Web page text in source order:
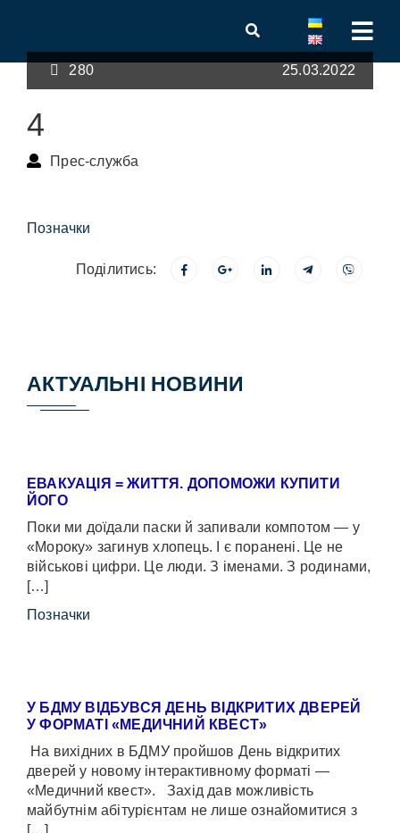
280 25.03.2022
4
Прес-служба
Позначки
Поділитись:
АКТУАЛЬНІ НОВИНИ
ЕВАКУАЦІЯ = ЖИТТЯ. ДОПОМОЖИ КУПИТИ
ЙОГО
Поки ми доїдали паски й запивали компотом — у
«Мороку» загинув хлопець. І є поранені. Це не
військові цифри. Це люди. З іменами. З родинами,
[…]
Позначки
У БДМУ ВІДБУВСЯ ДЕНЬ ВІДКРИТИХ ДВЕРЕЙ
У ФОРМАТІ «МЕДИЧНИЙ КВЕСТ»
На вихідних в БДМУ пройшов День відкритих
дверей у новому інтерактивному форматі —
«Медичний квест». Захід дав можливість
майбутнім абітурієнтам не лише ознайомитися з
[…]